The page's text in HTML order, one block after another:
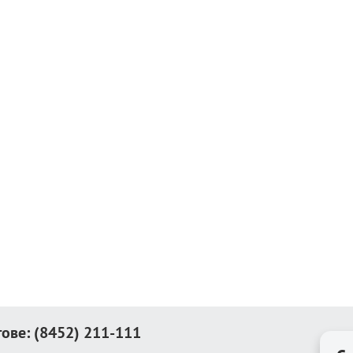
(8452) 211-111